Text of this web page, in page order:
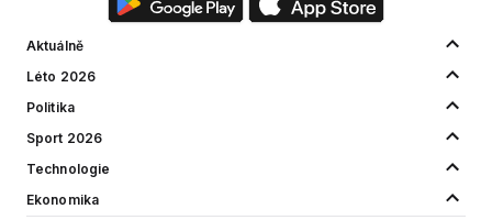
Aktuálně
Léto 2026
Politika
Sport 2026
Technologie
Ekonomika